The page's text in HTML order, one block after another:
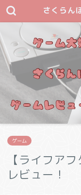
さくらん
ゲーム
【ライフア
レビュー！